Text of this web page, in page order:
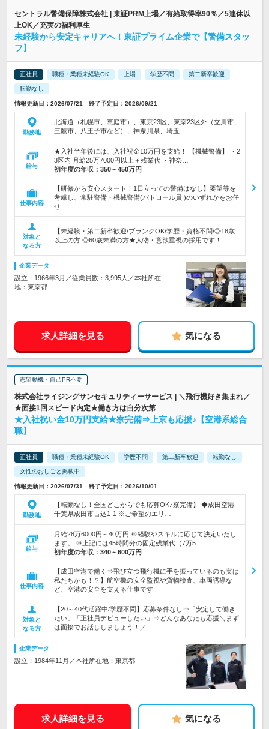
セントラル警備保障株式会社 | 東証PRM上場／有給取得率90％／5連休以
上OK／充実の福利厚生
未経験から安定キャリアへ！東証プライム企業で【警備スタッ
フ】
正社員 職種・業種未経験OK 上場 学歴不問 第二新卒歓迎
転勤なし
情報更新日：2026/07/21 終了予定日：2026/09/21
勤務地
北海道（札幌市、恵庭市）、東京23区、東京23区外（立川市、
三鷹市、八王子市など）、神奈川県、埼玉…
給与
★入社半年後には、入社祝金10万円を支給！ 【機械警備】 ・2
3区内 月給25万7000円以上＋残業代 ・神奈…
初年度の年収： 350～450万円
仕事内容
【研修から安心スタート！1日立っての警備はなし】要望等を
考慮し、常駐警備・機械警備(パトロール員 )のいずれかをお任
せ
対象と
なる方
【未経験・第二新卒歓迎/ブランクOK/学歴・資格不問/◎18歳
以上の方 ◎60歳未満の方★人物・意欲重視の採用です！
企業データ
設立：1966年3月／従業員数：3,995人／本社所在
地：東京都
求人詳細を見る 気になる
志望動機・自己PR不要
株式会社ライジングサンセキュリティーサービス | ＼飛行機好き集まれ／
★面接1回スピード内定★働き方は自分次第
★入社祝い金10万円支給★寮完備⇒上京も応援♪【空港系総合
職】
正社員 職種・業種未経験OK 学歴不問 第二新卒歓迎 転勤なし
女性のおしごと掲載中
情報更新日：2026/07/31 終了予定日：2026/10/01
勤務地
【転勤なし！全国どこからでも応募OK♪寮完備】 ◆成田空港
千葉県成田市古込1-1 ※ご希望のエリ…
給与
月給28万6000円～40万円 ※経験やスキルに応じて決定いたし
ます。 ※上記には45時間分の固定残業代（7万5…
初年度の年収： 340～600万円
仕事内容
【成田空港で働く⇒飛び立つ飛行機に手を振っているのも実は
私たちかも！？】航空機の安全監視や貨物検査、車両誘導な
ど、空港の安全を支える仕事です
対象と
なる方
【20～40代活躍中/学歴不問】応募条件なし⇒「安定して働き
たい」「正社員デビューしたい」⇒どんなあなたも応援＼まず
は面接でお話ししましょう！／
企業データ
設立：1984年11月／本社所在地：東京都
求人詳細を見る 気になる